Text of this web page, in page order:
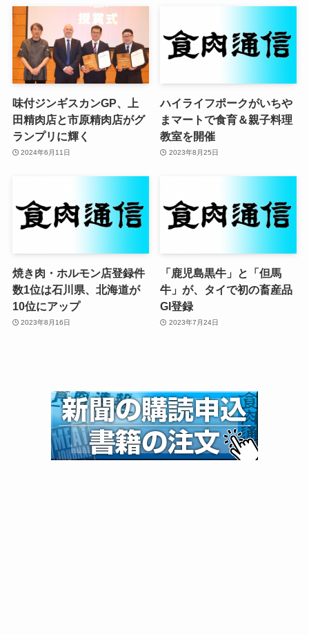
味付ジンギスカンGP、上
田精肉店と市原精肉店がグ
ランプリに輝く
2024年6月11日
ハイライフポークがいちや
まマートで食育＆親子料理
教室を開催
2023年8月25日
焼き肉・ホルモン店登録件
数1位は石川県、北海道が
10位にアップ
2023年8月16日
「鹿児島黒牛」と「但馬
牛」が、タイで初の畜産品
GI登録
2023年7月24日